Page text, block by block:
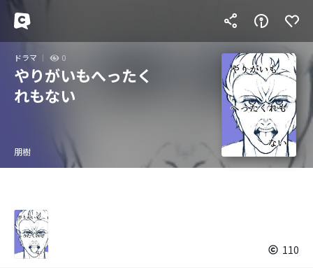
ドラマ 0
やりがいもへったく
れもない
朋樹
110